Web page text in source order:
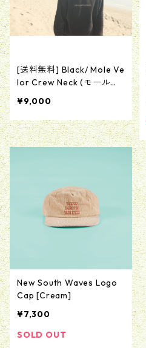
[送料無料] Black/ Mole Ve
lor Crew Neck (モールベ
¥9,000
New South Waves Logo
Cap [Cream]
¥7,300
SOLD OUT